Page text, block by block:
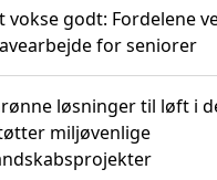
vokse godt: Fordelene
for seniorer
løsninger til løft i
miljøvenlige